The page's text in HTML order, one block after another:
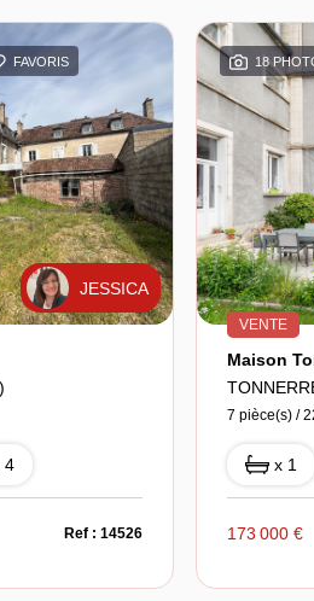
FAVORIS
JESSICA
4
Ref : 14526
18
VENTE
7 pièce(s) /
x 1
173 000 €